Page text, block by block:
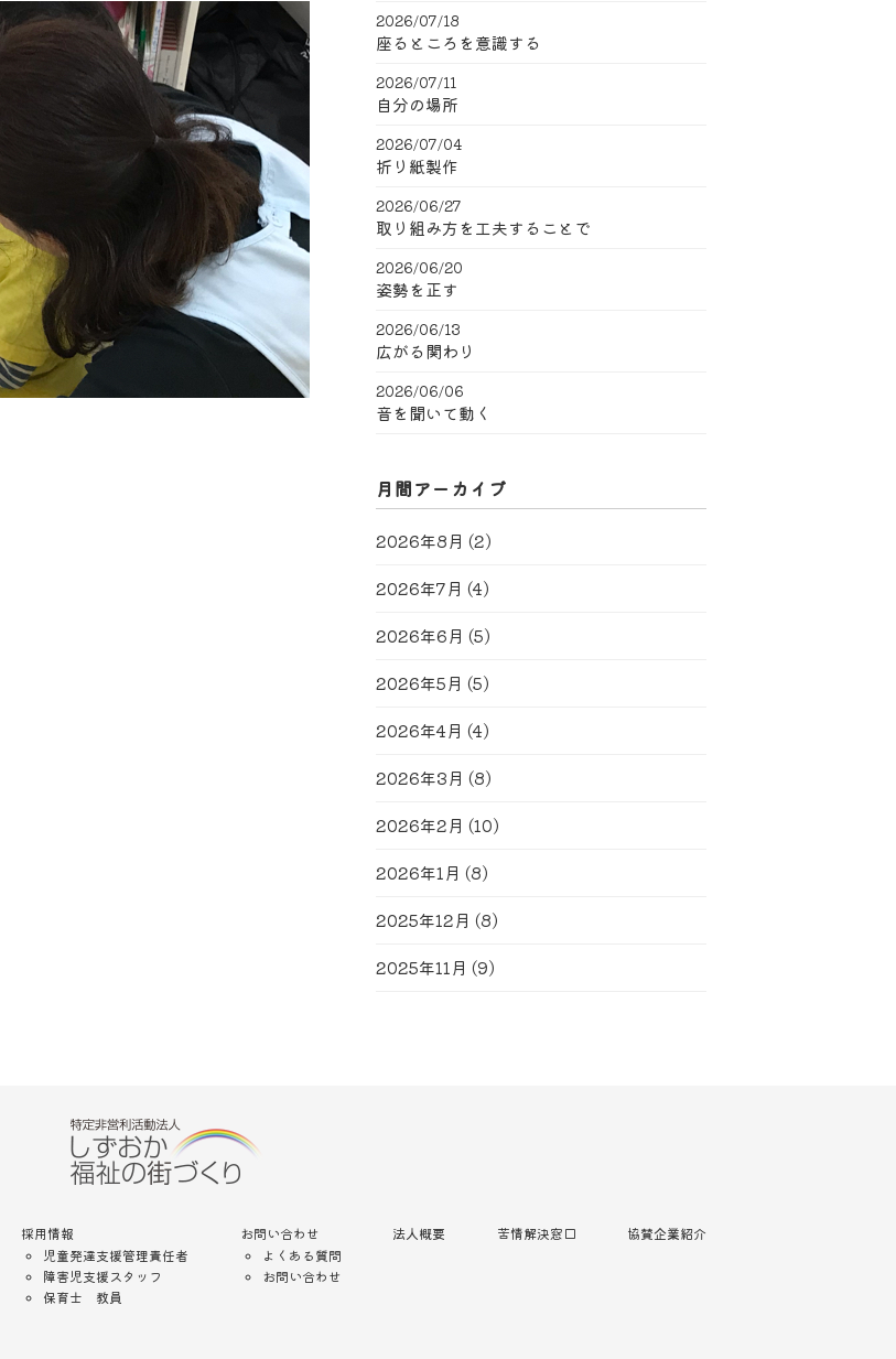
2026/07/18
座るところを意識する
2026/07/11
自分の場所
2026/07/04
折り紙製作
2026/06/27
取り組み方を工夫することで
2026/06/20
姿勢を正す
2026/06/13
広がる関わり
2026/06/06
音を聞いて動く
月間アーカイブ
2026年8月 (2)
2026年7月 (4)
2026年6月 (5)
2026年5月 (5)
2026年4月 (4)
2026年3月 (8)
2026年2月 (10)
2026年1月 (8)
2025年12月 (8)
2025年11月 (9)
採用情報
児童発達支援管理責任者
障害児支援スタッフ
保育士 教員
お問い合わせ
よくある質問
お問い合わせ
法人概要 苦情解決窓口 協賛企業紹介